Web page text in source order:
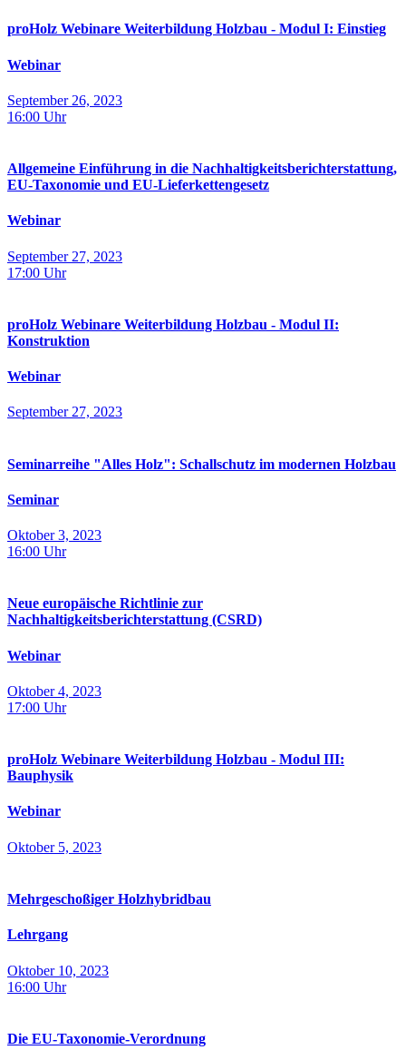
proHolz Webinare Weiterbildung Holzbau - Modul I: Einstieg
Webinar
September 26, 2023
16:00 Uhr
Allgemeine Einführung in die Nachhaltigkeitsberichterstattung,
EU-Taxonomie und EU-Lieferkettengesetz
Webinar
September 27, 2023
17:00 Uhr
proHolz Webinare Weiterbildung Holzbau - Modul II:
Konstruktion
Webinar
September 27, 2023
Seminarreihe "Alles Holz": Schallschutz im modernen Holzbau
Seminar
Oktober 3, 2023
16:00 Uhr
Neue europäische Richtlinie zur
Nachhaltigkeitsberichterstattung (CSRD)
Webinar
Oktober 4, 2023
17:00 Uhr
proHolz Webinare Weiterbildung Holzbau - Modul III:
Bauphysik
Webinar
Oktober 5, 2023
Mehrgeschoßiger Holzhybridbau
Lehrgang
Oktober 10, 2023
16:00 Uhr
Die EU-Taxonomie-Verordnung